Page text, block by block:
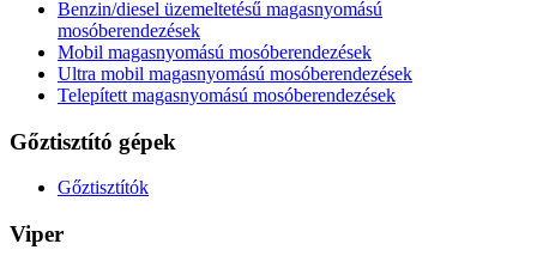
Benzin/diesel üzemeltetésű magasnyomású
mosóberendezések
Mobil magasnyomású mosóberendezések
Ultra mobil magasnyomású mosóberendezések
Telepített magasnyomású mosóberendezések
Gőztisztító gépek
Gőztisztítók
Viper